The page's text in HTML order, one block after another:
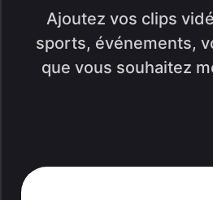
Ajoutez vos clips
sports, événements,
que vous souhaitez